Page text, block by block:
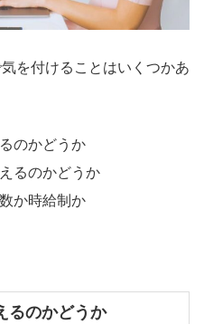
を付けることはいくつかあ
のかどうか
るのかどうか
か時給制か
るのかどうか